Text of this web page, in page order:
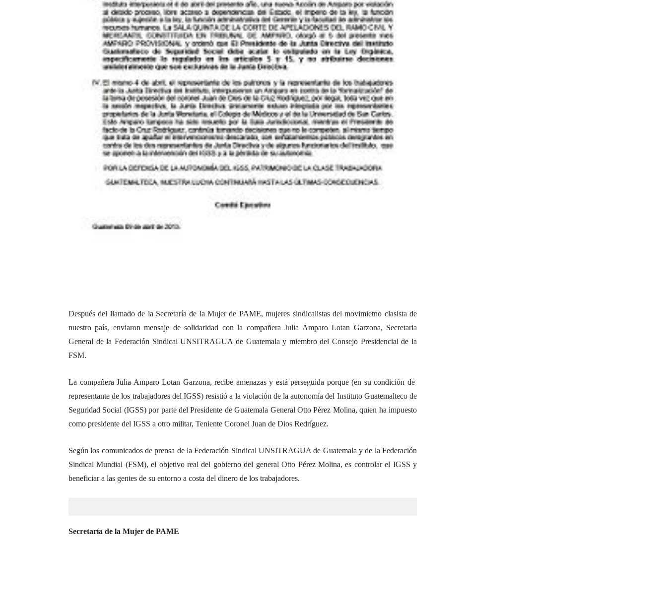
Después del llamado de la Secretaría de la Mujer de PAME, mujeres sindicalistas del movimietno clasista de
nuestro país, enviaron mensaje de solidaridad con la compañera Julia Amparo Lotan Garzona, Secretaria
General de la Federación Sindical UNSITRAGUA de Guatemala y miembro del Consejo Presidencial de la
FSM.
La compañera Julia Amparo Lotan Garzona, recibe amenazas y está perseguida porque (en su condición de
representante de los trabajadores del IGSS) resistió a la violación de la autonomía del Instituto Guatemalteco de
Seguridad Social (IGSS) por parte del Presidente de Guatemala General Otto Pérez Molina, quien ha impuesto
como presidente del IGSS a otro militar, Teniente Coronel Juan de Dios Redríguez.
Según los comunicados de prensa de la Federación Sindical UNSITRAGUA de Guatemala y de la Federación
Sindical Mundial (FSM), el objetivo real del gobierno del general Otto Pérez Molina, es controlar el IGSS y
beneficiar a las gentes de su entorno a costa del dinero de los trabajadores.
Secretaría de la Mujer de PAME